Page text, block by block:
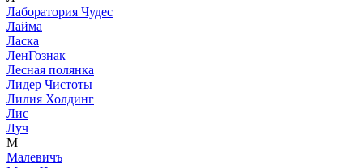
Лаборатория Чудес
Лайма
Ласка
ЛенГознак
Лесная полянка
Лидер Чистоты
Лилия Холдинг
Лис
Луч
М
Малевичъ